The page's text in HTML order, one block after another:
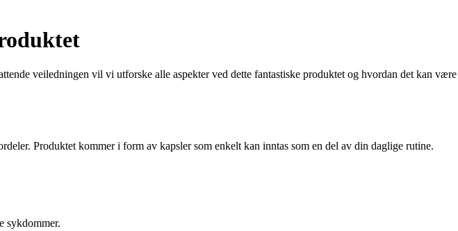
veiledningen vil vi utforske alle aspekter ved dette fantastiske produktet og hvordan det kan være
Produktet kommer i form av kapsler som enkelt kan inntas som en del av din daglige rutine.
sykdommer.